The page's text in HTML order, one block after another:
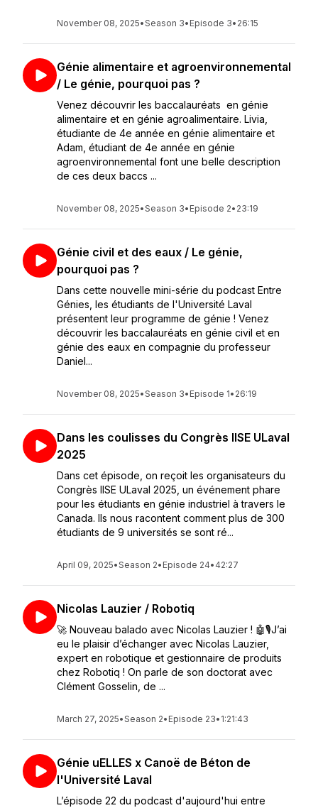
November 08, 2025•Season 3• Episode 3• 26:15
Génie alimentaire et agroenvironnemental
/ Le génie, pourquoi pas ?
Venez découvrir les baccalauréats en génie
alimentaire et en génie agroalimentaire. Livia,
étudiante de 4e année en génie alimentaire et
Adam, étudiant de 4e année en génie
agroenvironnemental font une belle description
de ces deux baccs ...
November 08, 2025•Season 3• Episode 2• 23:19
Génie civil et des eaux / Le génie,
pourquoi pas ?
Dans cette nouvelle mini-série du podcast Entre
Génies, les étudiants de l'Université Laval
présentent leur programme de génie ! Venez
découvrir les baccalauréats en génie civil et en
génie des eaux en compagnie du professeur
Daniel...
November 08, 2025•Season 3• Episode 1• 26:19
Dans les coulisses du Congrès IISE ULaval
2025
Dans cet épisode, on reçoit les organisateurs du
Congrès IISE ULaval 2025, un événement phare
pour les étudiants en génie industriel à travers le
Canada. Ils nous racontent comment plus de 300
étudiants de 9 universités se sont ré...
April 09, 2025•Season 2• Episode 24• 42:27
Nicolas Lauzier / Robotiq
🚀 Nouveau balado avec Nicolas Lauzier ! 🤖🎙️J’ai
eu le plaisir d’échanger avec Nicolas Lauzier,
expert en robotique et gestionnaire de produits
chez Robotiq ! On parle de son doctorat avec
Clément Gosselin, de ...
March 27, 2025•Season 2• Episode 23• 1:21:43
Génie uELLES x Canoë de Béton de
l'Université Laval
L’épisode 22 du podcast d'aujourd'hui entre